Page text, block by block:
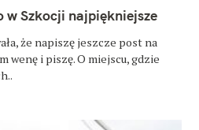
w Szkocji najpiękniejsze
że napiszę jeszcze post na
wenę i piszę. O miejscu, gdzie